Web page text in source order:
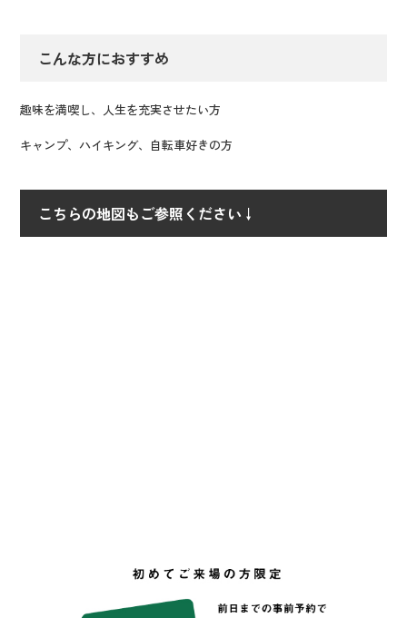
こんな方におすすめ
趣味を満喫し、人生を充実させたい方
キャンプ、ハイキング、自転車好きの方
こちらの地図もご参照ください↓